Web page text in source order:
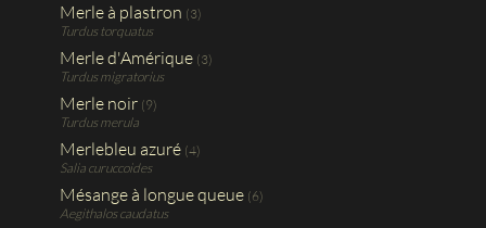
Merle à plastron (3)
Turdus torquatus
Merle d'Amérique (3)
Turdus migratorius
Merle noir (9)
Turdus merula
Merlebleu azuré (4)
Salia curuccoides
Mésange à longue queue (6)
Aegithalos caudatus